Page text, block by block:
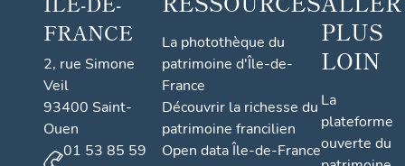
FRANCE
2, rue Simone
Veil
93400 Saint-
Ouen
01 53 85 59
La photothèque du
patrimoine d'Île-de-
France
Découvrir la richesse du
patrimoine francilien
Open data Île-de-France
PLUS
LOIN
La
plateforme
ouverte du